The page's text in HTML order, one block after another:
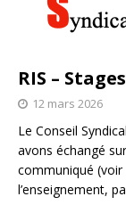
RIS –
12 mars 2026
Le Conseil
avons échangé
communiqué (voir
l’enseignement,